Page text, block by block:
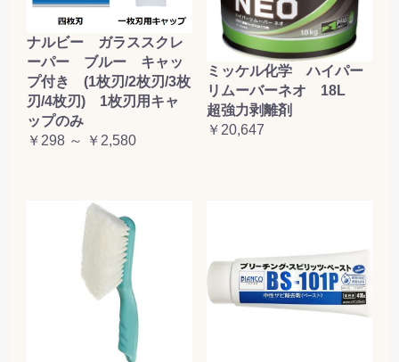
ナルビー ガラススクレ
ーパー ブルー キャッ
プ付き (1枚刃/2枚刃/3枚
刃/4枚刃) 1枚刃用キャ
ップのみ
￥298 ～ ￥2,580
ミッケル化学 ハイパー
リムーバーネオ 18L
超強力剥離剤
￥20,647